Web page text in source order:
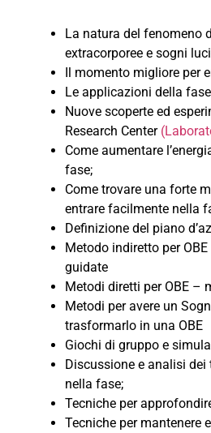
La natura del fenomeno
extracorporee e sogni
Il momento migliore per
Le applicazioni della
Nuove scoperte ed
Research Center
Come aumentare
fase;
Come trovare una forte
entrare facilmente nella
Definizione del piano
Metodo indiretto per
guidate
Metodi diretti per OBE –
Metodi per avere un
trasformarlo in una OBE
Giochi di gruppo e
Discussione e analisi
nella fase;
Tecniche per
Tecniche per mantenere